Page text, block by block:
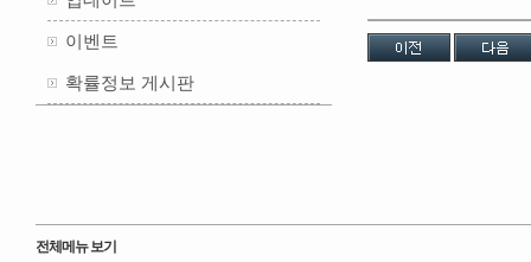
이벤트
확률정보 게시판
전체메뉴 보기